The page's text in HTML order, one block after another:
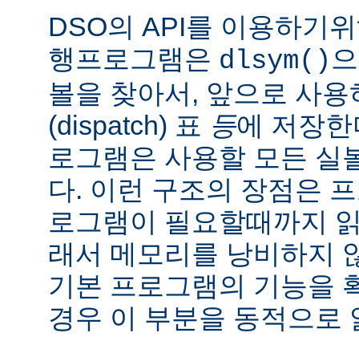
DSO의 API를 이용하기
행프로그램은 dlsym()
볼을 찾아서, 앞으로 사
(dispatch) 표 등에 저장
로그램은 사용할 모든 실
다. 이런 구조의 장점은
로그램이 필요할때까지
래서 메모리를 낭비하지
기본 프로그램의 기능을
경우 이 부분을 동적으로